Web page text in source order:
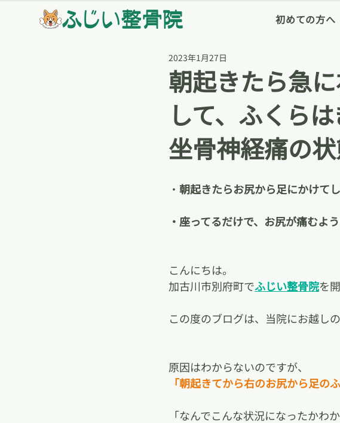
初めての方へ
朝起きたら急
して、ふくら
坐骨神経痛の状
2023年1月27日
・ 朝起きたらお尻から足にかけて
・座ってるだけで、お尻が痛むよう
こんにちは。
加古川市別府町でふじい整骨院を
この度のブログは、当院にお越し
原因はわからないのですが、
「朝起きてから右のお尻から足の
「なんでこんな状況になったかわ